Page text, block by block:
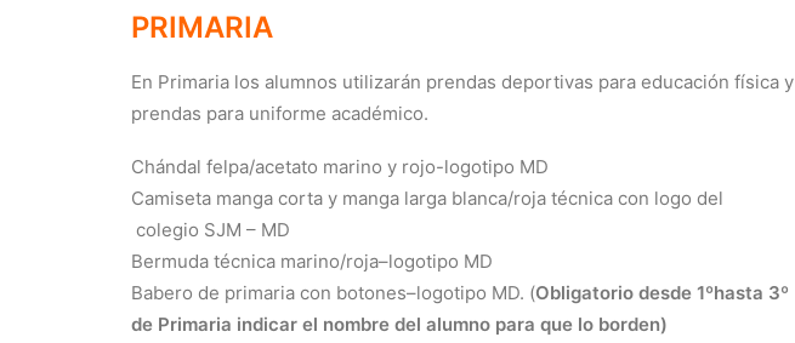
PRIMARIA
En Primaria los alumnos utilizarán prendas deportivas para educación física y
prendas para uniforme académico.
Chándal felpa/acetato marino y rojo-logotipo MD
Camiseta manga corta y manga larga blanca/roja técnica con logo del
colegio SJM – MD
Bermuda técnica marino/roja–logotipo MD
Babero de primaria con botones–logotipo MD. (Obligatorio desde 1ºhasta 3º
de Primaria indicar el nombre del alumno para que lo borden)